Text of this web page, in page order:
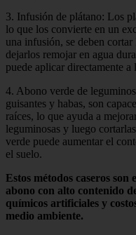
3. Infusión de plátano: Los
lo que los convierte en un
una infusión, se deben
dejarlos remojar en agua
puede aplicar directamente a
4. Abono verde de
guisantes y habas, son
raíces, lo que ayuda a
leguminosas y luego
verde puede aumentar el
el suelo.
Estos métodos caseros
abono con alto contenido
químicos artificiales y
medio ambiente.